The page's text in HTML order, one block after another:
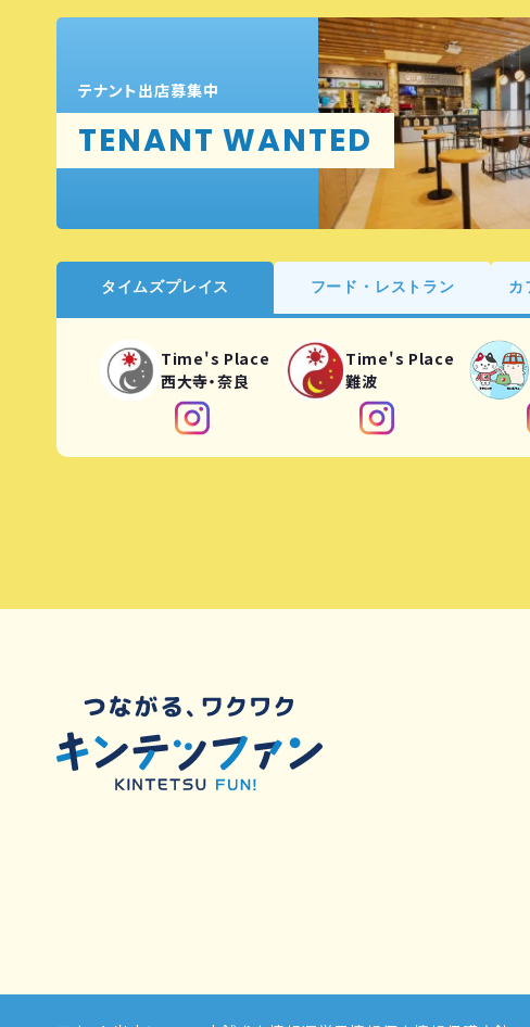
テナント出店募集中
TENANT WANTED
タイムズプレイス フード・レストラン カ
Time's Place
西大寺・奈良
Time's Place
難波